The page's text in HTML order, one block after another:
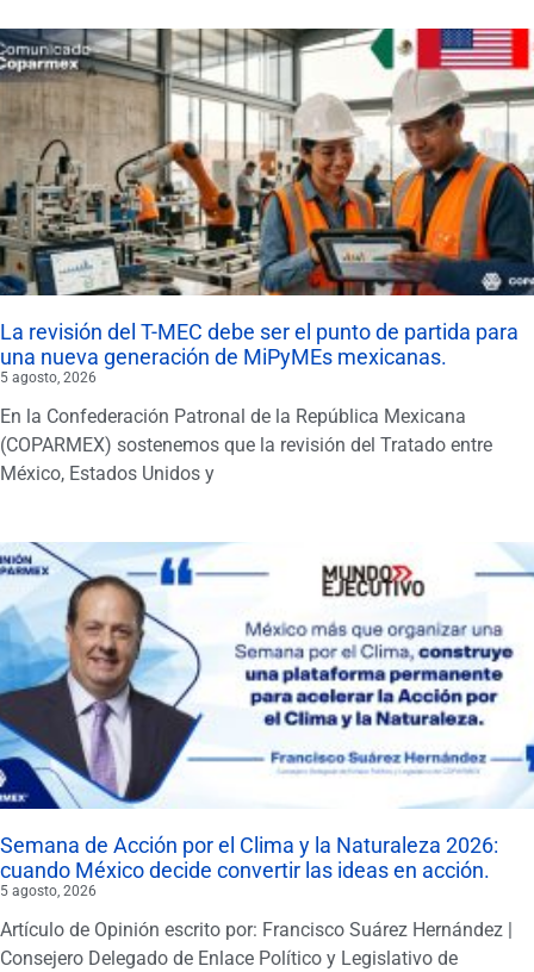
La revisión del T-MEC debe ser el punto de partida para
una nueva generación de MiPyMEs mexicanas.
5 agosto, 2026
En la Confederación Patronal de la República Mexicana
(COPARMEX) sostenemos que la revisión del Tratado entre
México, Estados Unidos y
Semana de Acción por el Clima y la Naturaleza 2026:
cuando México decide convertir las ideas en acción.
5 agosto, 2026
Artículo de Opinión escrito por: Francisco Suárez Hernández |
Consejero Delegado de Enlace Político y Legislativo de